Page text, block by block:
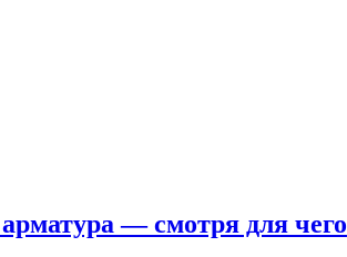
— смотря для чего